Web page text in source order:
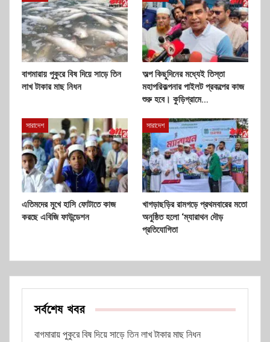
বাগমারায় পুকুরে বিষ দিয়ে সাড়ে তিন
লাখ টাকার মাছ নিধন
অল্প কিছুদিনের মধ্যেই তিস্তা
মহাপরিকল্পনার পাইলট প্রকল্পের কাজ
শুরু হবে। কুড়িগ্রামে…
সারাদেশ
এতিমদের মুখে হাসি ফোটাতে কাজ
করছে এবিজি ফাউন্ডেশন
সারাদেশ
খাগড়াছড়ির রামগড়ে প্রথমবারের মতো
অনুষ্ঠিত হলো ‘ম্যারাথন দৌড়
প্রতিযোগিতা
সর্বশেষ খবর
বাগমারায় পুকুরে বিষ দিয়ে সাড়ে তিন লাখ টাকার মাছ নিধন